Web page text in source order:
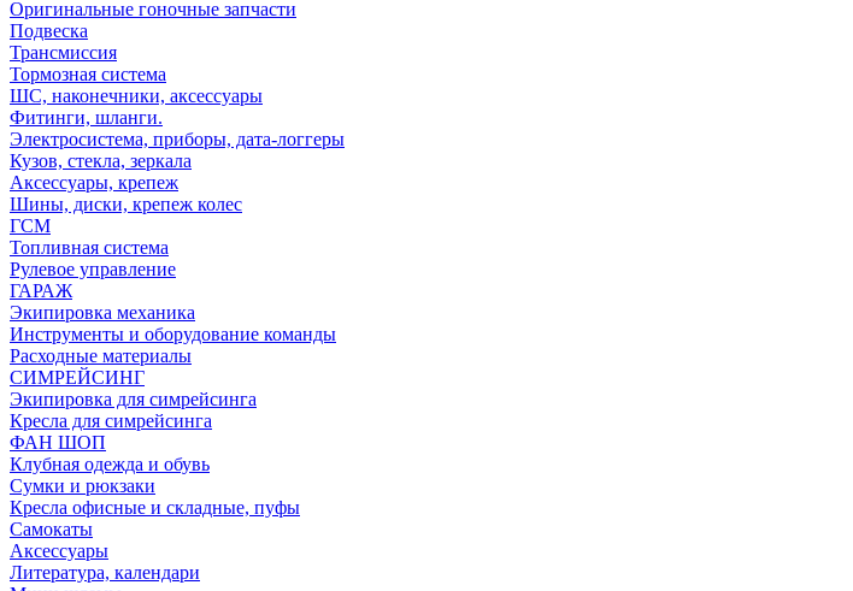
Оригинальные гоночные запчасти
Подвеска
Трансмиссия
Тормозная система
ШС, наконечники, аксессуары
Фитинги, шланги.
Электросистема, приборы, дата-логгеры
Кузов, стекла, зеркала
Аксессуары, крепеж
Шины, диски, крепеж колес
ГСМ
Топливная система
Рулевое управление
ГАРАЖ
Экипировка механика
Инструменты и оборудование команды
Расходные материалы
СИМРЕЙСИНГ
Экипировка для симрейсинга
Кресла для симрейсинга
ФАН ШОП
Клубная одежда и обувь
Сумки и рюкзаки
Кресла офисные и складные, пуфы
Самокаты
Аксессуары
Литература, календари